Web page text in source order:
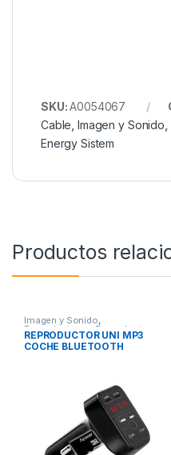
SKU:A0054067
Cable ,Imagen y Sonido
Energy Sistem
Productos
Imagen y Sonido,
Reproductores,Reproductores
Mp3-Mp4
REPRODUCTOR UNI MP3
COCHE BLUETOOTH